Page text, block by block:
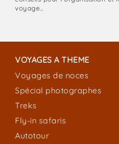
voyage...
VOYAGES A THEME
Voyages de noces
Spécial photographes
Treks
Fly-in safaris
Autotour